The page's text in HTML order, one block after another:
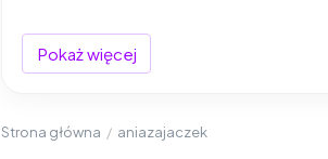
📩Napisz wiadomość
nowoczesne, sprawdzone metody, które
Design Thinking🔹
scenariusze i pomoce do zajęć w
Pokaż więcej
Strona główna / aniazajaczek